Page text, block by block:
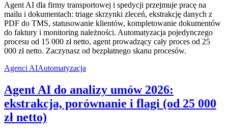
Agent AI dla firmy transportowej i spedycji przejmuje pracę na
mailu i dokumentach: triage skrzynki zleceń, ekstrakcję danych z
PDF do TMS, statusowanie klientów, kompletowanie dokumentów
do faktury i monitoring należności. Automatyzacja pojedynczego
procesu od 15 000 zł netto, agent prowadzący cały proces od 25
000 zł netto. Zaczynasz od bezpłatnego skanu procesów.
Agenci AIAutomatyzacja
Agent AI do analizy umów 2026:
ekstrakcja, porównanie i flagi (od 25 000
zł netto)